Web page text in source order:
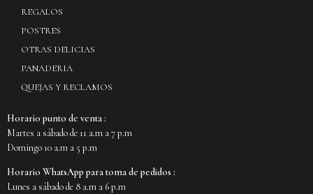
REGALOS
POSTRES
OTRAS DELICIAS
PANADERIA
QUEJAS Y RECLAMOS
Horario punto de venta :
Martes a sábado de 11 a.m a 7 p.m
Domingo 10 a.m a 5 p.m
Horario WhatsApp para toma de pedidos :
Lunes a sábado de 8 a.m a 6 p.m